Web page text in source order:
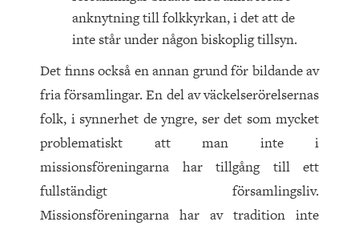
anknytning till folkkyrkan, i det att de
inte står under någon biskoplig tillsyn.
Det finns också en annan grund för bildande av
fria församlingar. En del av väckelserörelsernas
folk, i synnerhet de yngre, ser det som mycket
problematiskt att man inte i
missionsföreningarna har tillgång till ett
fullständigt församlingsliv.
Missionsföreningarna har av tradition inte